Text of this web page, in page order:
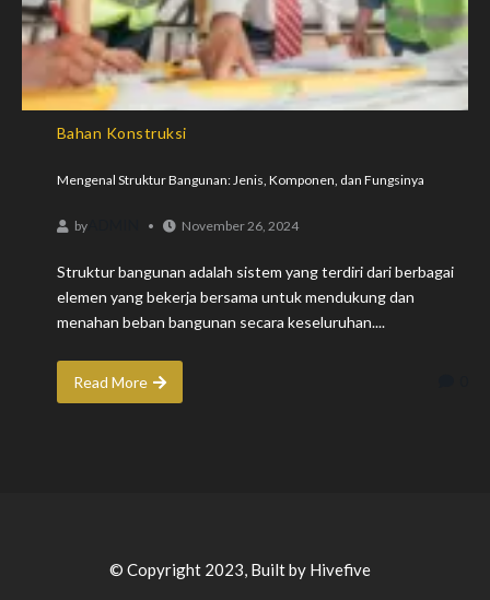
Bahan Konstruksi
Mengenal Struktur Bangunan: Jenis, Komponen, dan Fungsinya
by November 26, 2024
Struktur bangunan adalah sistem yang terdiri dari berbagai
elemen yang bekerja bersama untuk mendukung dan
menahan beban bangunan secara keseluruhan....
Read More
© Copyright 2023, Built by Hivefive